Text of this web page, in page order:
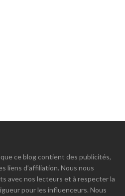
ce blog contient des publicités,
liens d’affiliation. Nous nous
avec nos lecteurs et à respecter la
pour les influenceurs. Nous